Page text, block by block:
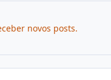
novos posts.